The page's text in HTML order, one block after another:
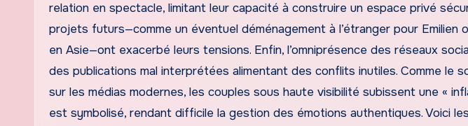
relation en spectacle, limitant leur capacité à construire un espace privé
projets futurs—comme un éventuel déménagement à l’étranger pour Emilien
en Asie—ont exacerbé leurs tensions. Enfin, l’omniprésence des réseaux
des publications mal interprétées alimentant des conflits inutiles. Comme le
sur les médias modernes, les couples sous haute visibilité subissent une «
est symbolisé, rendant difficile la gestion des émotions authentiques. Voici